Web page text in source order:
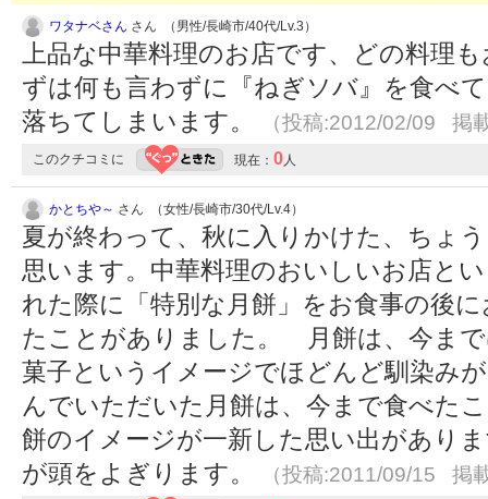
ワタナベさん さん （男性/長崎市/40代/Lv.3）
上品な中華料理のお店です、どの料理
ずは何も言わずに『ねぎソバ』を食べ
落ちてしまいます。
（投稿:2012/02/09 掲
このクチコミに 現在： 0人
かとちや～ さん （女性/長崎市/30代/Lv.4）
夏が終わって、秋に入りかけた、ちょ
思います。中華料理のおいしいお店と
れた際に「特別な月餅」をお食事の後
たことがありました。 月餅は、今ま
菓子というイメージでほどんど馴染み
んでいただいた月餅は、今まで食べた
餅のイメージが一新した思い出があり
が頭をよぎります。
（投稿:2011/09/15 掲